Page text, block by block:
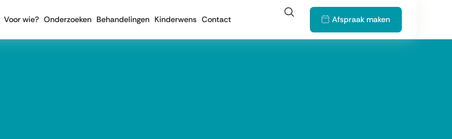
Voor wie? Onderzoeken Behandelingen Kinderwens Contact Afspraak maken